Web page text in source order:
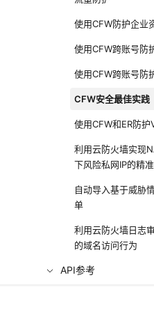
使用CFW防护企业
使用CFW跨账号防
使用CFW跨账号防
CFW安全最佳实践
使用CFW和ER防护
利用云防火墙实现
下风险私网IP的精
自动导入基于威胁
单
利用云防火墙日志
的域名访问行为
API参考